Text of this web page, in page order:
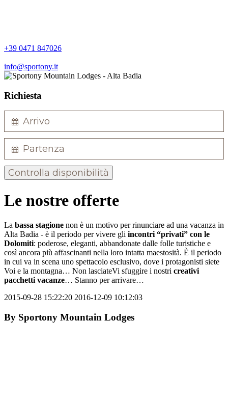
+39 0471 847026
info@sportony.it
Richiesta
Controlla disponibilità
Le nostre offerte
La bassa stagione non è un motivo per rinunciare ad una vacanza in
Alta Badia - è il periodo per vivere gli incontri “privati” con le
Dolomiti: poderose, eleganti, abbandonate dalle folle turistiche e
così ancora più affascinanti nella loro intatta maestosità. È il periodo
in cui va in scena uno spettacolo esclusivo, dove i protagonisti siete
Voi e la montagna… Non lasciateVi sfuggire i nostri creativi
pacchetti vacanze… Stanno per arrivare…
2015-09-28 15:22:20 2016-12-09 10:12:03
By Sportony Mountain Lodges